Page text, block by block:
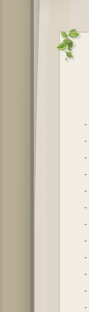
-
-
-
-
-
-
-
-
-
-
-
-